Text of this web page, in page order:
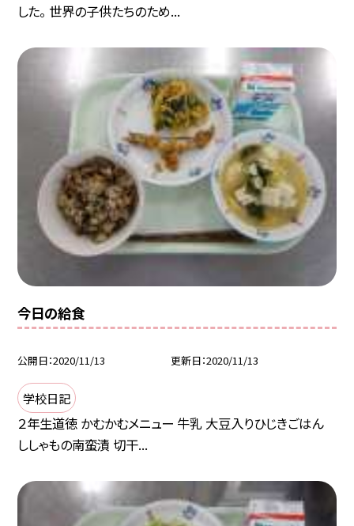
した。 世界の子供たちのため...
今日の給食
公開日 2020/11/13 更新日 2020/11/13
学校日記
２年生道徳 かむかむメニュー 牛乳 大豆入りひじきごはん
ししゃもの南蛮漬 切干...